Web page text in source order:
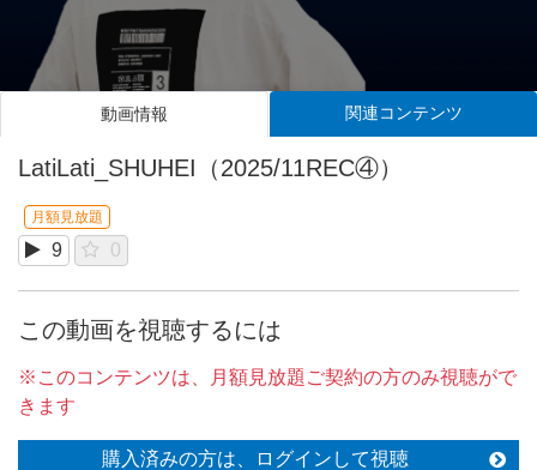
動画情報 関連コンテンツ
LatiLati_SHUHEI（2025/11REC④）
月額見放題
9 0
この動画を視聴するには
※このコンテンツは、月額見放題ご契約の方のみ視聴がで
きます
購入済みの方は、ログインして視聴